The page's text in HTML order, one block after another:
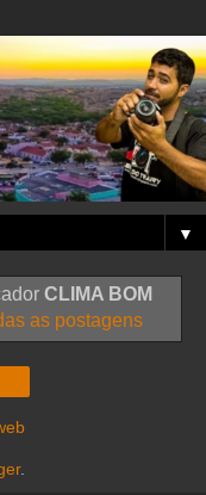
▼
CLIMA BOM
as postagens
.